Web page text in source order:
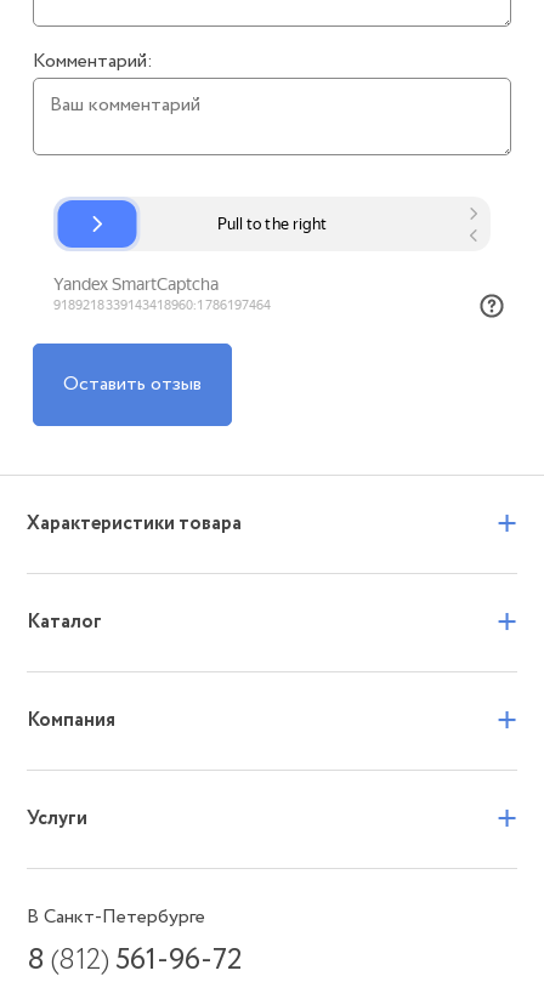
Комментарий:
Оставить отзыв
Характеристики товара +
Каталог +
Компания +
Услуги +
В Санкт-Петербурге
8(812) 561-96-72